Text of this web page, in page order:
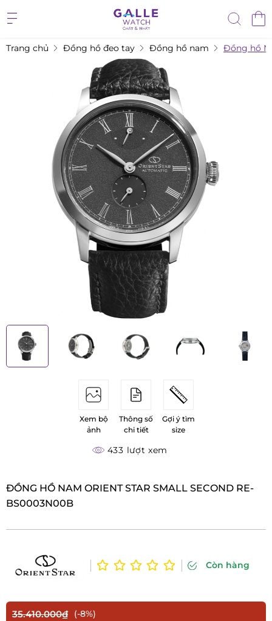
Trang chủ Đồng hồ đeo tay Đồng hồ nam Đồng hồ
Xem bộ
ảnh
Thông số
chi tiết
Gợi ý tìm
size
433 lượt xem
ĐỒNG HỒ NAM ORIENT STAR SMALL SECOND RE-
BS0003N00B
Còn hàng
35.410.000₫ (-8%)